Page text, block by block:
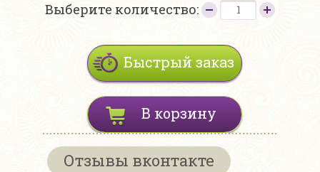
Выберите количество:
Быстрый заказ
В корзину
Отзывы вконтакте